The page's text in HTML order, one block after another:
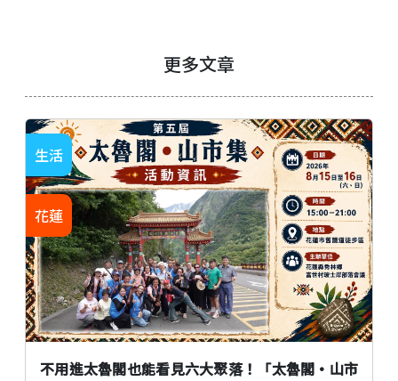
更多文章
不用進太魯閣也能看見六大聚落！「太魯閣•山市
生活
花蓮